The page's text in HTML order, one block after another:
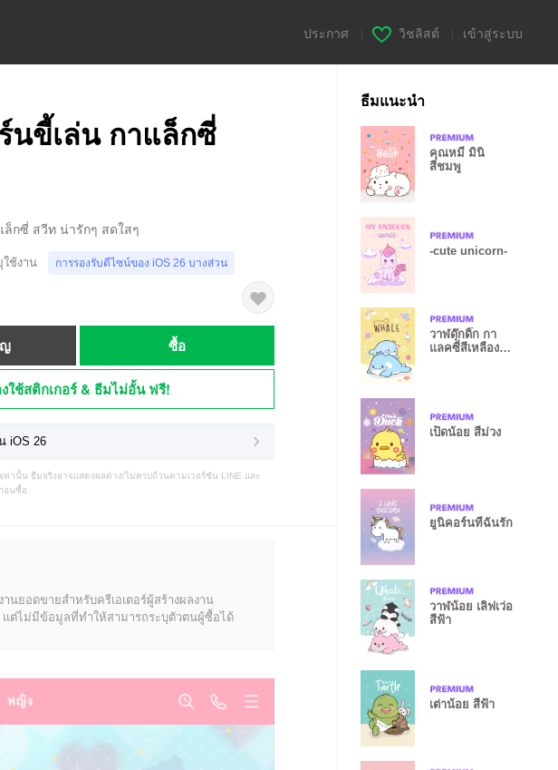
ประกาศ วิชลิสต์ เข้าสู่ระบบ
นขี้เล่น กาแล็กซี่
ล็กซี่ สวีท น่ารักๆ สดใสๆ
ช้งาน การรองรับดีไซน์ของ iOS 26 บางส่วน
ซื้อ
ใช้สติกเกอร์ & ธีมไม่อั้น ฟรี!
iOS 26
ท่านั้น ธีมจริงอาจแสดงผลต่าง/ไม่ครบถ้วนตามเวอร์ชัน LINE และ
อนซื้อ
นยอดขายสำหรับครีเอเตอร์ผู้สร้างผลงาน
ต่ไม่มีข้อมูลที่ทำให้สามารถระบุตัวตนผู้ซื้อได้
ธีมแนะนำ
คุณหมี มินิ
สีชมพู
-cute unicorn-
วาฬดุ๊กดิ๊ก กา
แลคซี่สีเหลือง
เป็ดน้อย สีม่วง
ยูนิคอร์นที่ฉันรัก
วาฬน้อย เลิฟเว่อ
สีฟ้า
เต่าน้อย สีฟ้า